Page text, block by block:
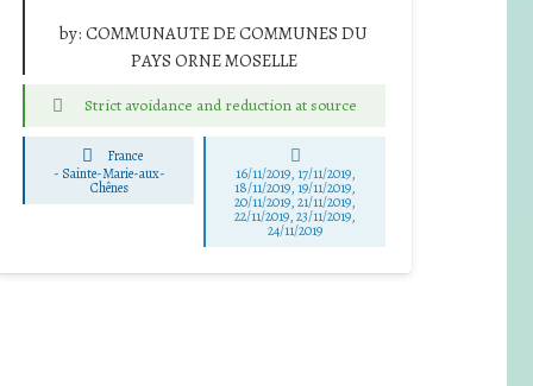
by: COMMUNAUTE DE COMMUNES DU
PAYS ORNE MOSELLE
Strict avoidance and reduction at source
France
- Sainte-Marie-aux-
Chênes
16/11/2019, 17/11/2019,
18/11/2019, 19/11/2019,
20/11/2019, 21/11/2019,
22/11/2019, 23/11/2019,
24/11/2019